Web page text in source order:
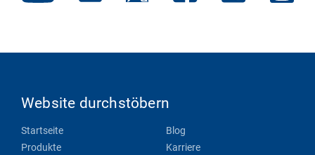
Website durchstöbern
Startseite
Produkte
Blog
Karriere